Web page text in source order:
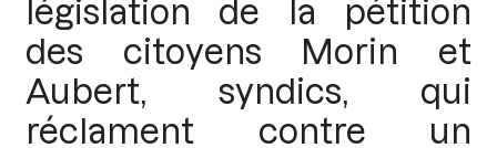
législation de la pétition
des citoyens Morin et
Aubert, syndics, qui
réclament contre un